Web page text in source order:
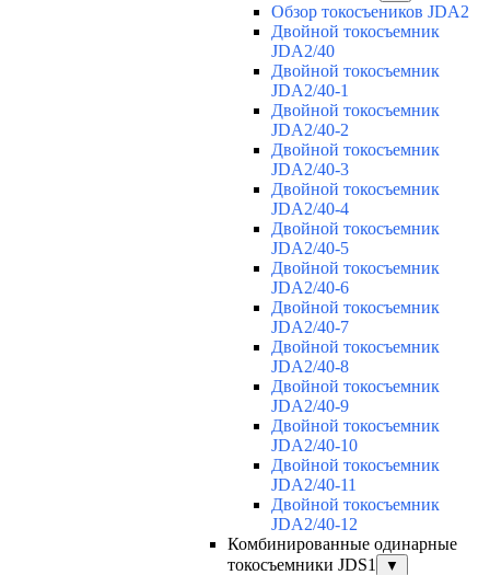
Обзор токосъеников JDA2
Двойной токосъемник
JDA2/40
Двойной токосъемник
JDA2/40-1
Двойной токосъемник
JDA2/40-2
Двойной токосъемник
JDA2/40-3
Двойной токосъемник
JDA2/40-4
Двойной токосъемник
JDA2/40-5
Двойной токосъемник
JDA2/40-6
Двойной токосъемник
JDA2/40-7
Двойной токосъемник
JDA2/40-8
Двойной токосъемник
JDA2/40-9
Двойной токосъемник
JDA2/40-10
Двойной токосъемник
JDA2/40-11
Двойной токосъемник
JDA2/40-12
Комбинированные одинарные
токосъемники JDS1
▼